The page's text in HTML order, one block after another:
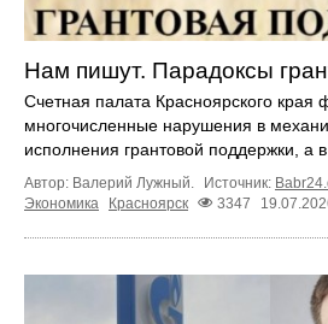
Нам пишут. Парадоксы
Счетная палата Красноярского края
многочисленные нарушения в
исполнения грантовой поддержки, а
Автор: Валерий Лужный. Источник:
Экономика
Красноярск 3347